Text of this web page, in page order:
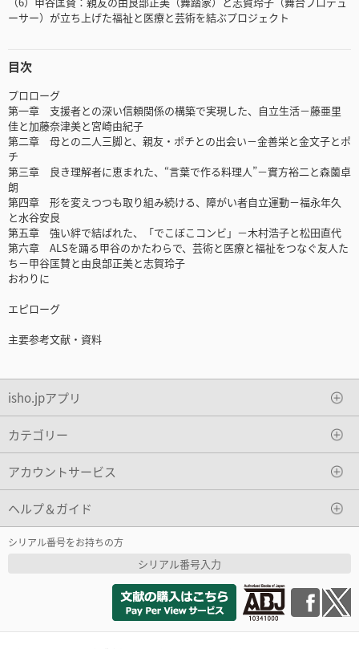
ーサー）が立ち上げた福祉と医療と芸術を結ぶプロジェクト
目次
プロローグ
第一章 支援者との深い信頼関係の構築で実現した、自立生活－藤亜里
佳と加藤奈津美と宮崎由紀子
第二章 母との二人三脚と、親友・ポチとの出会い－金善栄と金文子とポ
チ
第三章 良き理解者に恵まれた、“言葉で作る料理人”－實方裕二と森薗卓
朗
第四章 形を変えつつも取り組み続ける、障がい者自立運動－福永年久
と水谷安良
第五章 強い絆で結ばれた、「でこぼこコンビ」－木村浩子と松田直代
第六章 ALSを踊る甲谷のかたわらで、芸術と医療と福祉をつなぐ友人た
ち－甲谷匡賛と由良部正美と志賀玲子
おわりに
エピローグ
主要参考文献・資料
isho.jpアプリ
カテゴリー
アカウントサービス
ヘルプ＆ガイド
シリアル番号をお持ちの方
シリアル番号入力